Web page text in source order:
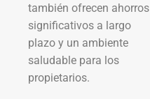
también ofrecen ahorros
significativos a largo
plazo y un ambiente
saludable para los
propietarios.